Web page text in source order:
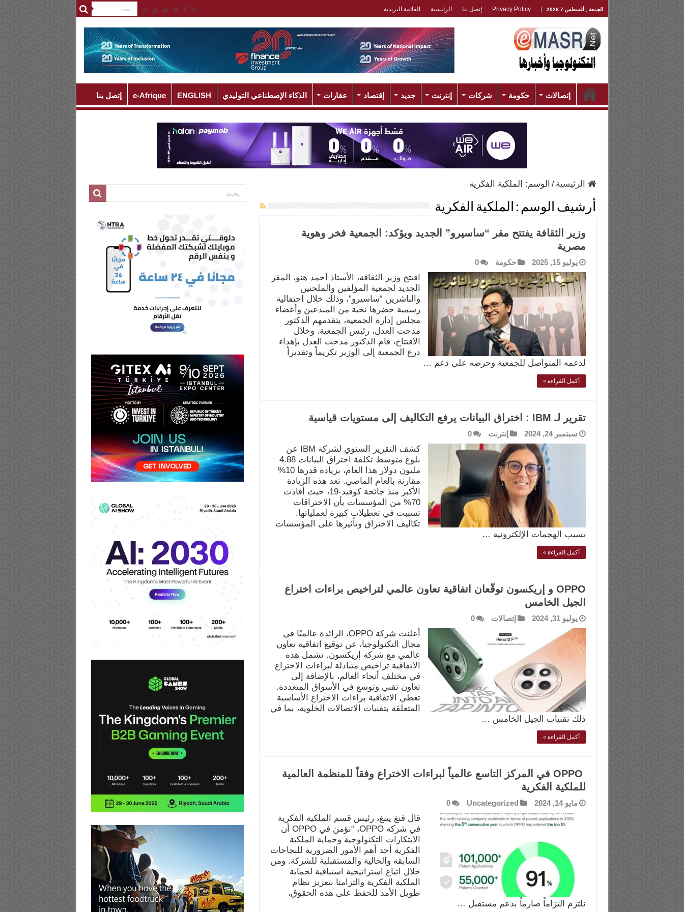
الجمعة , أغسطس 7 2026 Privacy Policy إتصل بنا الرئيسية القائمة البريدية
إتصالات حكومة شركات إنترنت جديد إقتصاد عقارات الذكاء الإصطناعي التوليدي ENGLISH
e-Afrique إتصل بنا
الرئيسية / الوسم: الملكية الفكرية
أرشيف الوسم : الملكية الفكرية
وزير الثقافة يفتتح مقر “ساسيرو” الجديد ويؤكد: الجمعية فخر وهوية
مصرية
يوليو 15, 2025 حكومة 0
افتتح وزير الثقافة، الأستاذ أحمد هنو، المقر
الجديد لجمعية المؤلفين والملحنين
والناشرين “ساسيرو”، وذلك خلال احتفالية
رسمية حضرها نخبة من المبدعين وأعضاء
مجلس إدارة الجمعية، يتقدمهم الدكتور
مدحت العدل، رئيس الجمعية. وخلال
الافتتاح، قام الدكتور مدحت العدل بإهداء
درع الجمعية إلى الوزير تكريماً وتقديراً
لدعمه المتواصل للجمعية وحرصه على دعم …
أكمل القراءة »
تقرير لـ IBM : اختراق البيانات يرفع التكاليف إلى مستويات قياسية
سبتمبر 24, 2024 إنترنت 0
كشف التقرير السنوي لشركة IBM عن
بلوغ متوسط تكلفة اختراق البيانات 4.88
مليون دولار هذا العام، بزيادة قدرها 10%
مقارنة بالعام الماضي. تعد هذه الزيادة
الأكبر منذ جائحة كوفيد-19، حيث أفادت
70% من المؤسسات بأن الاختراقات
تسببت في تعطيلات كبيرة لعملياتها.
تكاليف الاختراق وتأثيرها على المؤسسات
تسبب الهجمات الإلكترونية …
أكمل القراءة »
OPPO و إريكسون توقّعان اتفاقية تعاون عالمي لتراخيص براءات اختراع
الجيل الخامس
يوليو 31, 2024 إتصالات 0
أعلنت شركة OPPO، الرائدة عالميًا في
مجال التكنولوجيا، عن توقيع اتفاقية تعاون
عالمي مع شركة إريكسون. تشمل هذه
الاتفاقية تراخيص متبادلة لبراءات الاختراع
في مختلف أنحاء العالم، بالإضافة إلى
تعاون تقني وتوسع في الأسواق المتعددة.
تغطي الاتفاقية براءات الاختراع الأساسية
المتعلقة بتقنيات الاتصالات الخلوية، بما في
ذلك تقنيات الجيل الخامس …
أكمل القراءة »
OPPO في المركز التاسع عالمياً لبراءات الاختراع وفقاً للمنظمة العالمية
للملكية الفكرية
مايو 14, 2024 Uncategorized
0
قال فنغ يينغ، رئيس قسم الملكية الفكرية
في شركة OPPO، “نؤمن في OPPO أن
الابتكارات التكنولوجية وحماية الملكية
الفكرية أحد أهم الأمور الضرورية للنجاحات
السابقة والحالية والمستقبلية للشركة. ومن
خلال اتباع استراتيجية استباقية لحماية
الملكية الفكرية والتزامنا بتعزيز نظام
طويل الأمد للحفظ على هذه الحقوق،
نلتزم التزاماً صارماً بدعم مستقبل …